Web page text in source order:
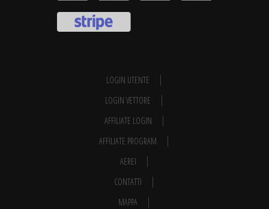
LOGIN UTENTE
LOGIN VETTORE
AFFILIATE LOGIN
AFFILIATE PROGRAM
AEREI
CONTATTI
MAPPA